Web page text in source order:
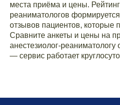
места приёма и цены.
реаниматологов
отзывов пациентов, которые
Сравните анкеты и цены на
анестезиолог-
— сервис работает